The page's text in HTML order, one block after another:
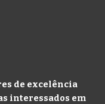
de excelência
interessados em